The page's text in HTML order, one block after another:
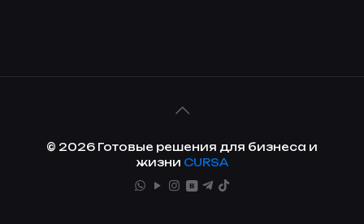
© 2026 Готовые решения для бизнеса и
жизни CURSA